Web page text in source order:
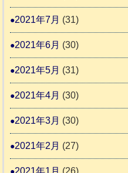
2021年7月 (31)
2021年6月 (30)
2021年5月 (31)
2021年4月 (30)
2021年3月 (30)
2021年2月 (27)
2021年1月 (26)